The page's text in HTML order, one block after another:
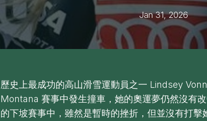
Jan 31, 2026
歷史上最成功的高山滑雪運動員之一 Lindsey
Montana 賽事中發生撞車，她的奧運夢仍然沒有
的下坡賽事中，雖然是暫時的挫折，但並沒有打擊